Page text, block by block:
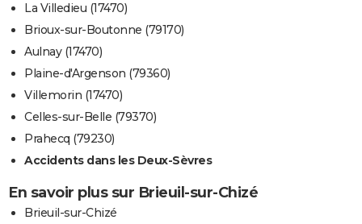
La Villedieu (17470)
Brioux-sur-Boutonne (79170)
Aulnay (17470)
Plaine-d'Argenson (79360)
Villemorin (17470)
Celles-sur-Belle (79370)
Prahecq (79230)
Accidents dans les Deux-Sèvres
En savoir plus sur Brieuil-sur-Chizé
Brieuil-sur-Chizé